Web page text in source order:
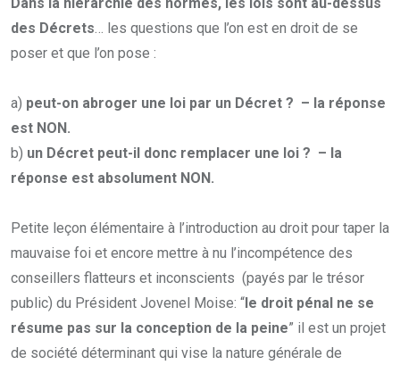
des Décrets… les questions que l’on est en droit de se
poser et que l’on pose :
a) peut-on abroger une loi par un Décret ? – la réponse
est NON.
b) un Décret peut-il donc remplacer une loi ? – la
réponse est absolument NON.
Petite leçon élémentaire à l’introduction au droit pour taper la
mauvaise foi et encore mettre à nu l’incompétence des
conseillers flatteurs et inconscients (payés par le trésor
public) du Président Jovenel Moise: “ le droit pénal ne se
résume pas sur la conception de la peine” il est un projet
de société déterminant qui vise la nature générale de